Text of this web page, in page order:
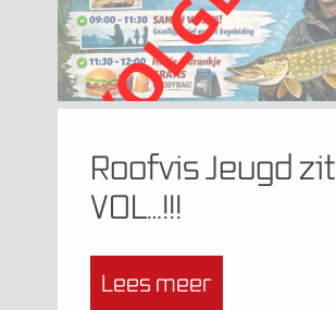
Roofvis Jeugd zit
VOL…!!!
Lees meer